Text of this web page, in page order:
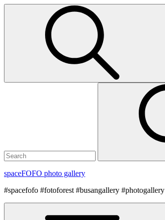
Skip
spaceFOFO photo gallery
#spacefofo #fotoforest #busangallery #photogallery